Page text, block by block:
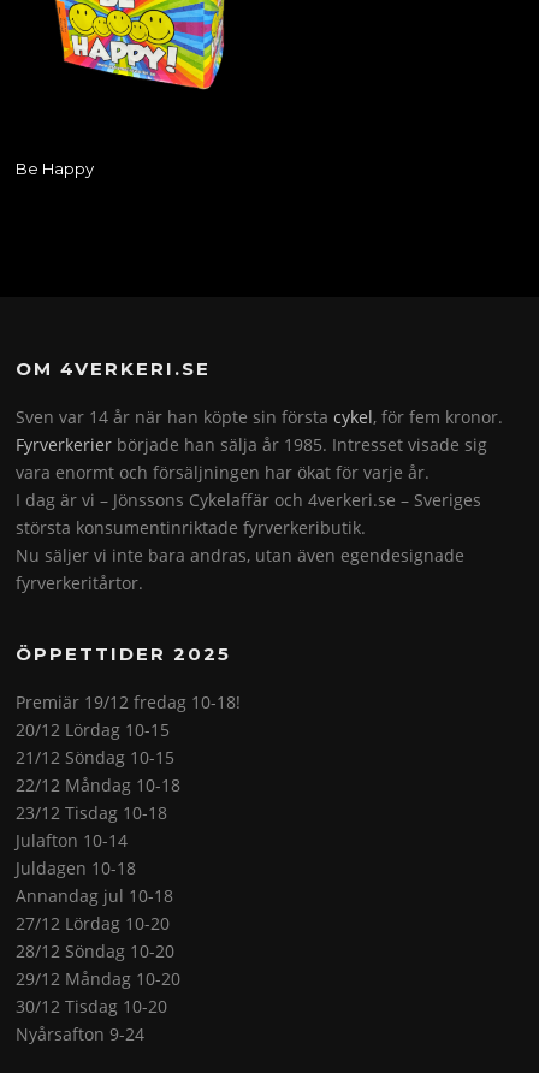
Be Happy
OM 4VERKERI.SE
Sven var 14 år när han köpte sin förstacykel, för fem kronor.
Fyrverkerier började han sälja år 1985. Intresset visade sig
vara enormt och försäljningen har ökat för varje år.
I dag är vi – Jönssons Cykelaffär och 4verkeri.se – Sveriges
största konsumentinriktade fyrverkeributik.
Nu säljer vi inte bara andras, utan även egendesignade
fyrverkeritårtor.
ÖPPETTIDER 2025
Premiär 19/12 fredag 10-18!
20/12 Lördag 10-15
21/12 Söndag 10-15
22/12 Måndag 10-18
23/12 Tisdag 10-18
Julafton 10-14
Juldagen 10-18
Annandag jul 10-18
27/12 Lördag 10-20
28/12 Söndag 10-20
29/12 Måndag 10-20
30/12 Tisdag 10-20
Nyårsafton 9-24